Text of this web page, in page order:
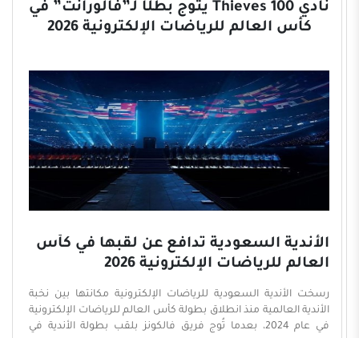
نادي 100 Thieves يتوج بطلًا لـ”فالورانت” في
كأس العالم للرياضات الإلكترونية 2026
الأندية السعودية تدافع عن لقبها في كأس
العالم للرياضات الإلكترونية 2026
رسخت الأندية السعودية للرياضات الإلكترونية مكانتها بين نخبة
الأندية العالمية منذ انطلاق بطولة كأس العالم للرياضات الإلكترونية
في عام 2024، بعدما تُوج فريق فالكونز بلقب بطولة الأندية في